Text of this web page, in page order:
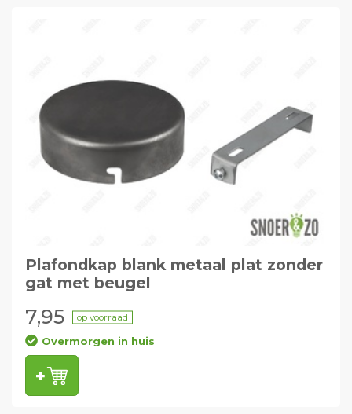
Plafondkap blank metaal plat zonder
gat met beugel
7,95 op voorraad
Overmorgen in huis